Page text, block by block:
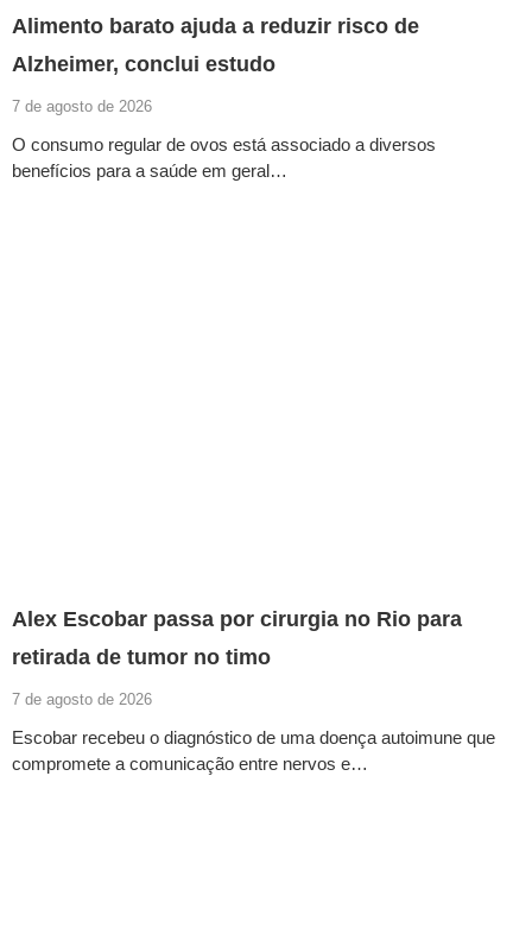
Alimento barato ajuda a reduzir risco de
Alzheimer, conclui estudo
7 de agosto de 2026
O consumo regular de ovos está associado a diversos
benefícios para a saúde em geral…
Alex Escobar passa por cirurgia no Rio para
retirada de tumor no timo
7 de agosto de 2026
Escobar recebeu o diagnóstico de uma doença autoimune que
compromete a comunicação entre nervos e…